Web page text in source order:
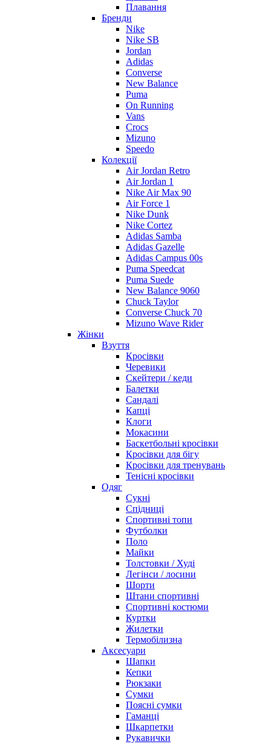
Плавання
Бренди
Nike
Nike SB
Jordan
Adidas
Converse
New Balance
Puma
On Running
Vans
Crocs
Mizuno
Speedo
Колекції
Air Jordan Retro
Air Jordan 1
Nike Air Max 90
Air Force 1
Nike Dunk
Nike Cortez
Adidas Samba
Adidas Gazelle
Adidas Campus 00s
Puma Speedcat
Puma Suede
New Balance 9060
Chuck Taylor
Converse Chuck 70
Mizuno Wave Rider
Жінки
Взуття
Кросівки
Черевики
Скейтери / кеди
Балетки
Сандалі
Капці
Клоги
Мокасини
Баскетбольні кросівки
Кросівки для бігу
Кросівки для тренувань
Тенісні кросівки
Одяг
Сукні
Спідниці
Спортивні топи
Футболки
Поло
Майки
Толстовки / Худі
Легінси / лосини
Шорти
Штани спортивні
Спортивні костюми
Куртки
Жилетки
Термобілизна
Аксесуари
Шапки
Кепки
Рюкзаки
Сумки
Поясні сумки
Гаманці
Шкарпетки
Рукавички